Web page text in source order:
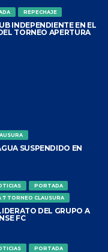
REPECHAJE
INDEPENDIENTE EN EL
TORNEO APERTURA
SUSPENDIDO EN
PORTADA
7 TORNEO CLAUSURA
DEL GRUPO A
FC
PORTADA